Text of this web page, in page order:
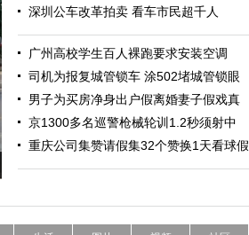
深圳公车改革拍卖 看车市民超千人
广州高校学生百人裸跑要求安装空调
司机为报复城管锁车 涂502堵城管锁眼
男子为买房净身出户假离婚妻子假戏真
京1300多名巡警枪械轮训1.2秒须射中
重庆公司集赞请假集32个赞换1天看球假